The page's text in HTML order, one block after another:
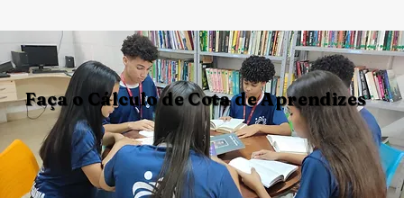
Faça o Cálculo de Cota de Aprendizes